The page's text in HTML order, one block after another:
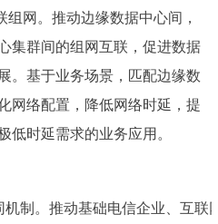
网。推动边缘数据中心间，
集群间的组网互联，促进数据
。基于业务场景，匹配边缘数
网络配置，降低网络时延，提
低时延需求的业务应用。
制。推动基础电信企业、互联